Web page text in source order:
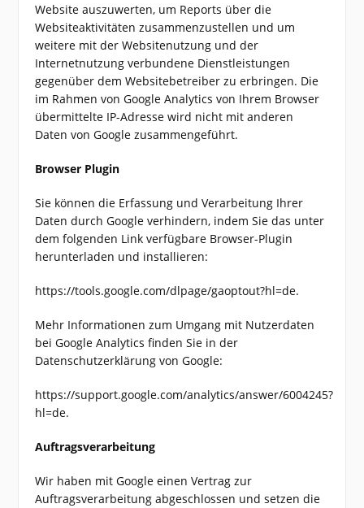
Website auszuwerten, um Reports über die
Websiteaktivitäten zusammenzustellen und um
weitere mit der Websitenutzung und der
Internetnutzung verbundene Dienstleistungen
gegenüber dem Websitebetreiber zu erbringen. Die
im Rahmen von Google Analytics von Ihrem Browser
übermittelte IP-Adresse wird nicht mit anderen
Daten von Google zusammengeführt.
Browser Plugin
Sie können die Erfassung und Verarbeitung Ihrer
Daten durch Google verhindern, indem Sie das unter
dem folgenden Link verfügbare Browser-Plugin
herunterladen und installieren:
https://tools.google.com/dlpage/gaoptout?hl=de.
Mehr Informationen zum Umgang mit Nutzerdaten
bei Google Analytics finden Sie in der
Datenschutzerklärung von Google:
https://support.google.com/analytics/answer/6004245?
hl=de.
Auftragsverarbeitung
Wir haben mit Google einen Vertrag zur
Auftragsverarbeitung abgeschlossen und setzen die